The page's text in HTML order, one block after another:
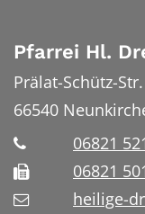
Pfarrei Hl.
Prälat-Schütz-
66540
06821
06821
heilige-